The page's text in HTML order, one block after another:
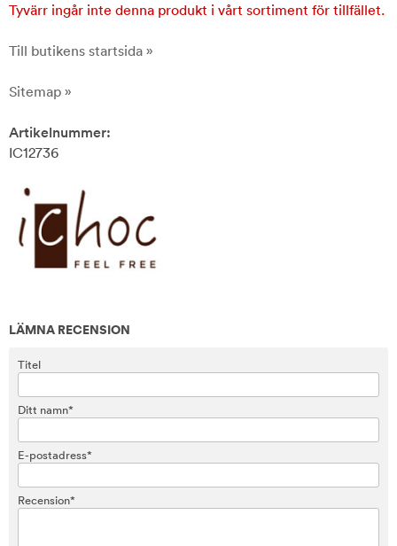
Tyvärr ingår inte denna produkt i vårt sortiment för tillfället.
Till butikens startsida »
Sitemap »
Artikelnummer:
IC12736
LÄMNA RECENSION
Titel
Ditt namn*
E-postadress*
Recension*